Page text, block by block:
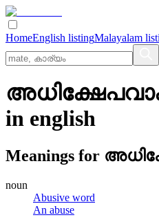
HomeEnglish listingMalayalam
in english
Meanings for
noun
Abusive word
An abuse